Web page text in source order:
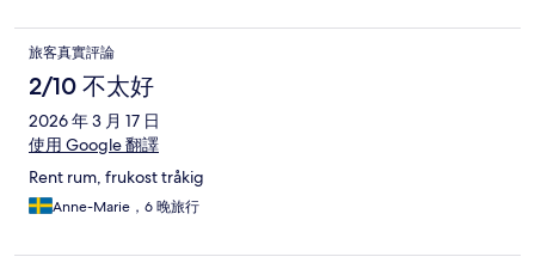
旅客真實評論
2/10 不太好
2026 年 3 月 17 日
使用 Google 翻譯
Rent rum, frukost tråkig
Anne-Marie，6 晚旅行